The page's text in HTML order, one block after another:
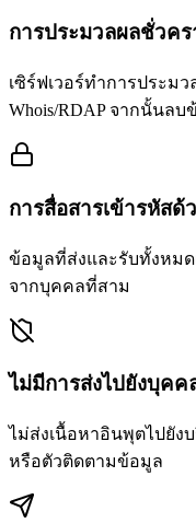
การประมวลผลชั่วค
เซิร์ฟเวอร์ทำการประม
Whois/RDAP จากนั้นล
การสื่อสารเข้ารหัสด้
ข้อมูลที่ส่งและรับทั้งหมด
จากบุคคลที่สาม
ไม่มีการส่งไปยังบุคค
ไม่ส่งเนื้อหาอินพุตไปยัง
หรือตัวติดตามข้อมูล